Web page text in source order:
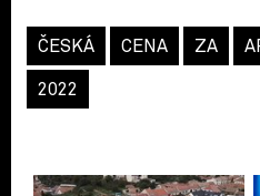
ČESKÁ CENA ZA
2022